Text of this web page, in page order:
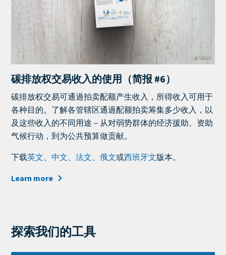
© ICAP
碳排放权交易收入的使用（简报 #6）
Teaser
+
metatags
碳排放权交易可通過拍卖配额产生收入，所得收入可用于
各种目的。了解各管辖区通過配额拍卖筹集多少收入，以
及这些收入的不同用途－从对弱势群体的经济援助、资助
气候行动，到为公共预算做贡献。
下载英文、 中文、 法文、 俄文或西班牙文版本。
Learn more
探索我们的工具